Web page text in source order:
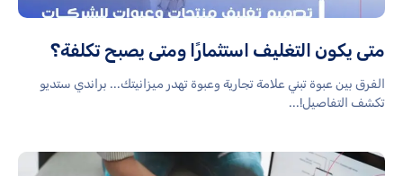
متى يكون التغليف استثمارًا ومتى يصبح تكلفة؟
الفرق بين عبوة تبني علامة تجارية وعبوة تهدر ميزانيتك... براندي ستديو
تكشف التفاصيل!...